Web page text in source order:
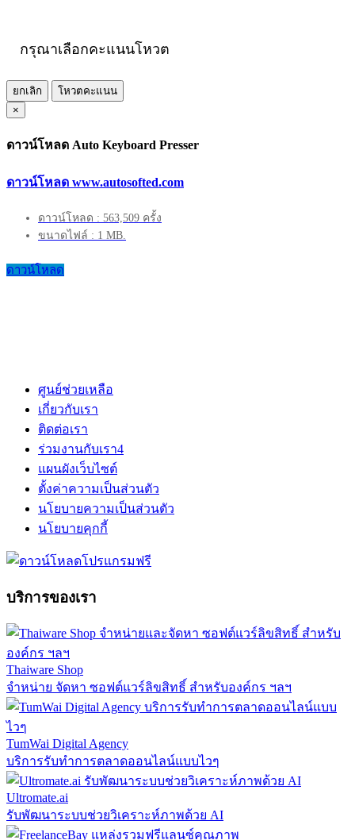
กรุณาเลือกคะแนนโหวต
ยกเลิก
โหวตคะแนน
×
ดาวน์โหลด Auto Keyboard Presser
ดาวน์โหลด www.autosofted.com
ดาวน์โหลด : 563,509 ครั้ง
ขนาดไฟล์ : 1 MB.
ดาวน์โหลด
ศูนย์ช่วยเหลือ
เกี่ยวกับเรา
ติดต่อเรา
ร่วมงานกับเรา4
แผนผังเว็บไซต์
ตั้งค่าความเป็นส่วนตัว
นโยบายความเป็นส่วนตัว
นโยบายคุกกี้
บริการของเรา
Thaiware Shop
จำหน่าย จัดหา ซอฟต์แวร์ลิขสิทธิ์ สำหรับองค์กร ฯลฯ
TumWai Digital Agency
บริการรับทำการตลาดออนไลน์แบบไวๆ
Ultromate.ai
รับพัฒนาระบบช่วยวิเคราะห์ภาพด้วย AI